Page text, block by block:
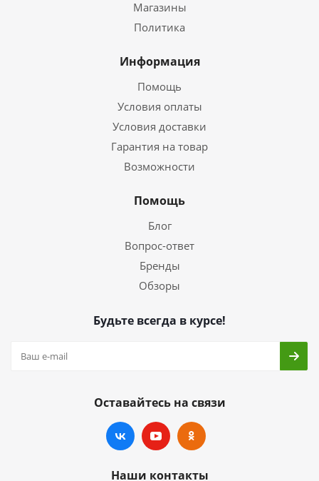
Магазины
Политика
Информация
Помощь
Условия оплаты
Условия доставки
Гарантия на товар
Возможности
Помощь
Блог
Вопрос-ответ
Бренды
Обзоры
Будьте всегда в курсе!
Оставайтесь на связи
Наши контакты